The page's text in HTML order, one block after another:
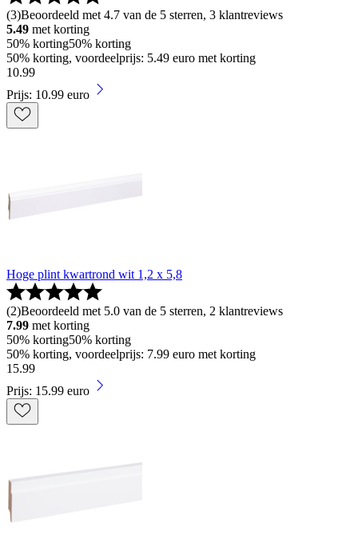
(3)Beoordeeld met 4.7 van de 5 sterren, 3 klantreviews
5.49 met korting
50% korting50% korting
50% korting, voordeelprijs: 5.49 euro met korting
10.99
Prijs: 10.99 euro
Hoge plint kwartrond wit 1,2 x 5,8
(2)Beoordeeld met 5.0 van de 5 sterren, 2 klantreviews
7.99 met korting
50% korting50% korting
50% korting, voordeelprijs: 7.99 euro met korting
15.99
Prijs: 15.99 euro